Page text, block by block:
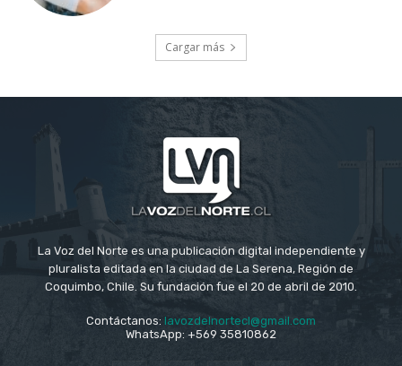
Cargar más
La Voz del Norte es una publicación digital independiente y
pluralista editada en la ciudad de La Serena, Región de
Coquimbo, Chile. Su fundación fue el 20 de abril de 2010.
Contáctanos: lavozdelnortecl@gmail.com
WhatsApp: +569 35810862